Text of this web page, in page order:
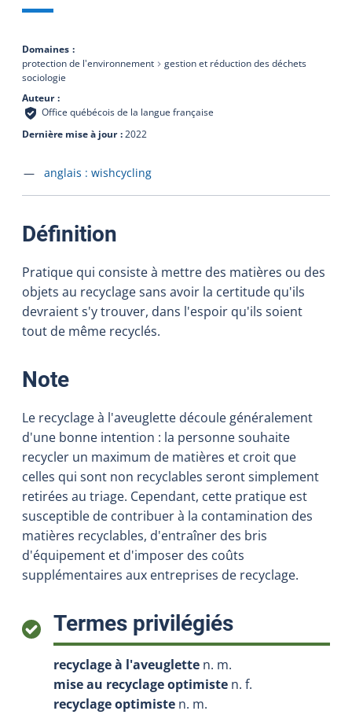
Domaines
protection de l'environnement
gestion et réduction des déchets
sociologie
Auteur
Office québécois de la langue française
Dernière mise à jour 2022
Accéder à la fiche en
anglais : wishcycling
Définition
Pratique qui consiste à mettre des matières ou des
objets au recyclage sans avoir la certitude qu'ils
devraient s'y trouver, dans l'espoir qu'ils soient
tout de même recyclés.
Note:
Le recyclage à l'aveuglette découle généralement
d'une bonne intention : la personne souhaite
recycler un maximum de matières et croit que
celles qui sont non recyclables seront simplement
retirées au triage. Cependant, cette pratique est
susceptible de contribuer à la contamination des
matières recyclables, d'entraîner des bris
d'équipement et d'imposer des coûts
supplémentaires aux entreprises de recyclage.
Termes privilégiés:
recyclage à l'aveuglette n. m.
mise au recyclage optimiste n. f.
recyclage optimiste n. m.